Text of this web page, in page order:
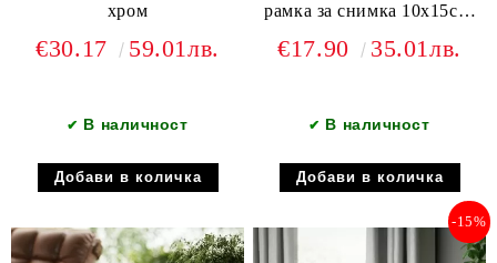
хром
€30.17 59.01лв.
✔ В наличност
рамка за снимка 10х15см,
€17.90 35.01лв.
✔ В наличност
-15%